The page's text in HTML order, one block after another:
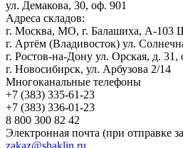
ул. Демакова, 30, оф. 901
Адреса складов:
г. Москва, МО, г. Балашиха, А-103
г. Артём (Владивосток) ул.
г. Ростов-на-Дону ул. Орская, д. 31,
г. Новосибирск, ул. Арбузова 2/14
Многоканальные телефоны
+7 (383) 335-61-23
+7 (383) 336-01-23
8 800 300 82 42
Электронная почта (при отправке
zakaz@shaklin.ru